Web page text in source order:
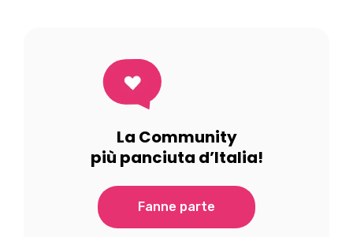
La Community
più panciuta d’Italia!
Fanne parte